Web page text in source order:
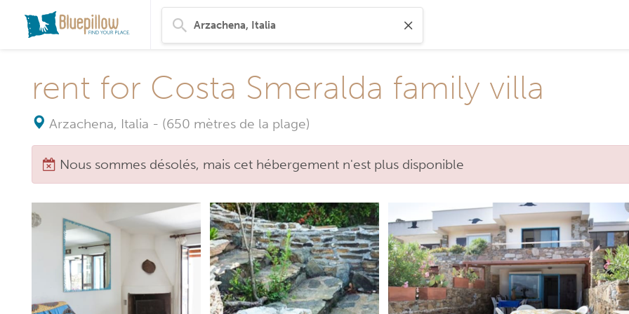
rent for Costa Smeralda family villa
Arzachena, Italia - (650 mètres de la plage)
Nous sommes désolés, mais cet hébergement n'est plus disponible